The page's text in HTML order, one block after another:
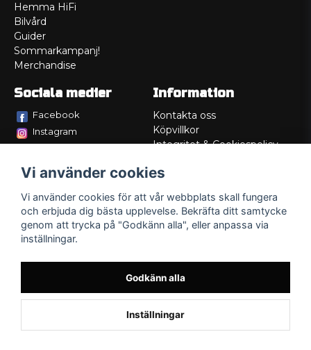
Hemma HiFi
Bilvård
Guider
Sommarkampanj!
Merchandise
Sociala medier
Facebook
Instagram
Information
Kontakta oss
Köpvillkor
Integritet & Cookiespolicy
Service/Garanti
Lådritning
Om oss
Vi använder cookies
Vi använder cookies för att vår webbplats skall fungera
och erbjuda dig bästa upplevelse. Bekräfta ditt samtycke
genom att trycka på "Godkänn alla", eller anpassa via
inställningar.
Godkänn alla
Inställningar